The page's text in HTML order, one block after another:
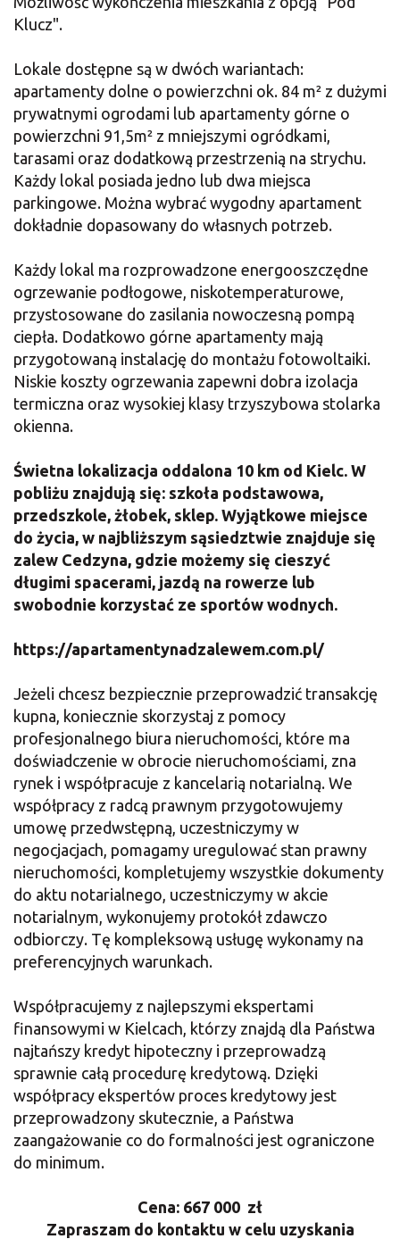
Klucz".
Lokale dostępne są w dwóch wariantach:
apartamenty dolne o powierzchni ok. 84 m² z dużymi
prywatnymi ogrodami lub apartamenty górne o
powierzchni 91,5m² z mniejszymi ogródkami,
tarasami oraz dodatkową przestrzenią na strychu.
Każdy lokal posiada jedno lub dwa miejsca
parkingowe. Można wybrać wygodny apartament
dokładnie dopasowany do własnych potrzeb.
Każdy lokal ma rozprowadzone energooszczędne
ogrzewanie podłogowe, niskotemperaturowe,
przystosowane do zasilania nowoczesną pompą
ciepła. Dodatkowo górne apartamenty mają
przygotowaną instalację do montażu fotowoltaiki.
Niskie koszty ogrzewania zapewni dobra izolacja
termiczna oraz wysokiej klasy trzyszybowa stolarka
okienna.
Świetna lokalizacja oddalona 10 km od Kielc. W
pobliżu znajdują się: szkoła podstawowa,
przedszkole, żłobek, sklep. Wyjątkowe miejsce
do życia, w najbliższym sąsiedztwie znajduje się
zalew Cedzyna, gdzie możemy się cieszyć
długimi spacerami, jazdą na rowerze lub
swobodnie korzystać ze sportów wodnych.
https://apartamentynadzalewem.com.pl/
Jeżeli chcesz bezpiecznie przeprowadzić transakcję
kupna, koniecznie skorzystaj z pomocy
profesjonalnego biura nieruchomości, które ma
doświadczenie w obrocie nieruchomościami, zna
rynek i współpracuje z kancelarią notarialną. We
współpracy z radcą prawnym przygotowujemy
umowę przedwstępną, uczestniczymy w
negocjacjach, pomagamy uregulować stan prawny
nieruchomości, kompletujemy wszystkie dokumenty
do aktu notarialnego, uczestniczymy w akcie
notarialnym, wykonujemy protokół zdawczo
odbiorczy. Tę kompleksową usługę wykonamy na
preferencyjnych warunkach.
Współpracujemy z najlepszymi ekspertami
finansowymi w Kielcach, którzy znajdą dla Państwa
najtańszy kredyt hipoteczny i przeprowadzą
sprawnie całą procedurę kredytową. Dzięki
współpracy ekspertów proces kredytowy jest
przeprowadzony skutecznie, a Państwa
zaangażowanie co do formalności jest ograniczone
do minimum.
Cena: 667 000 zł
Zapraszam do kontaktu w celu uzyskania